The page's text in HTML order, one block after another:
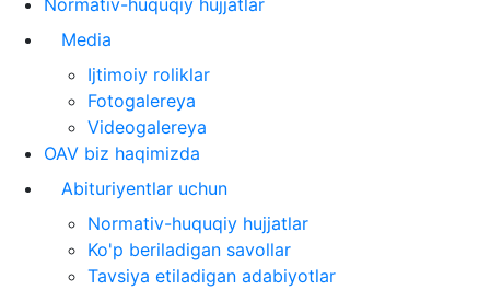
Normativ-huquqiy hujjatlar
Media
Ijtimoiy roliklar
Fotogalereya
Videogalereya
OAV biz haqimizda
Abituriyentlar uchun
Normativ-huquqiy hujjatlar
Ko'p beriladigan savollar
Tavsiya etiladigan adabiyotlar